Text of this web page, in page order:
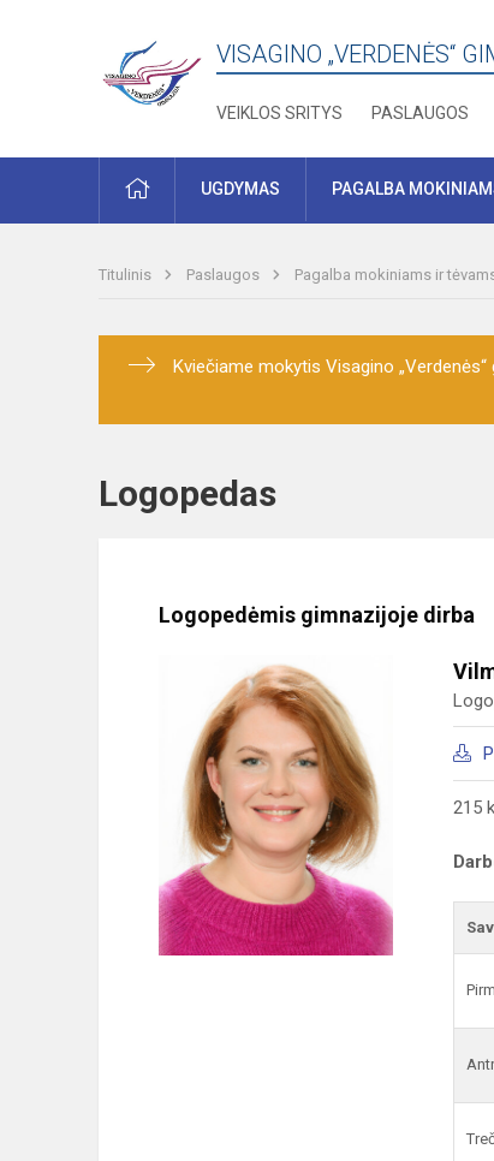
VISAGINO „VERDENĖS“
VEIKLOS SRITYS PASLAUGOS
PRADŽIAUGDYMAS PAGALBA
Titulinis Paslaugos Pagalba mokiniams ir
Kviečiame mokytis Visagino
Logopedas
Logopedėmis gimnazijoje dirba
215